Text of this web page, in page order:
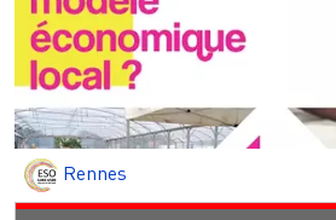
Rennes